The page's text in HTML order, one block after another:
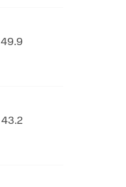
49.9
43.2